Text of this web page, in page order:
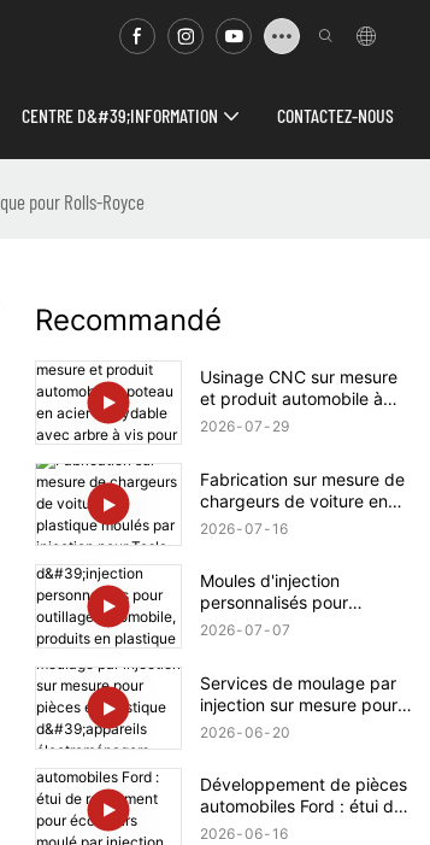
CENTRE D&#39;INFORMATION CONTACTEZ-NOUS
pour Rolls-Royce
Recommandé
Usinage CNC sur mesure
et produit automobile à
poteau en acier
2026 07 29
Fabrication sur mesure de
chargeurs de voiture en
plastique moulés par
2026 07 16
Moules d'injection
personnalisés pour
outillage automobile,
2026 07 07
Services de moulage par
injection sur mesure pour
pièces en plastique
2026 06 20
Développement de pièces
automobiles Ford : étui de
rangement pour écouteurs
2026 06 16